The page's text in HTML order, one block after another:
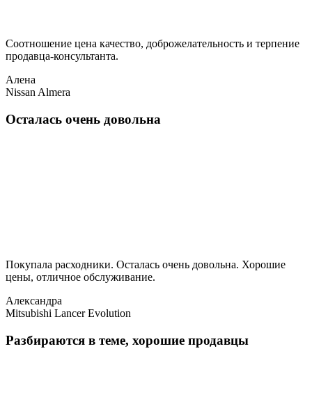
Соотношение цена качество, доброжелательность и терпение
продавца-консультанта.
Алена
Nissan Almera
Осталась очень довольна
Покупала расходники. Осталась очень довольна. Хорошие
цены, отличное обслуживание.
Александра
Mitsubishi Lancer Evolution
Разбираются в теме, хорошие продавцы